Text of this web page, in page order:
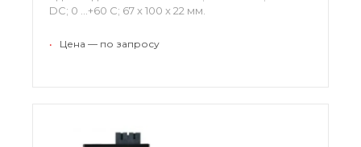
DC; 0 …+60 С; 67 x 100 x 22 мм.
• Цена — по запросу